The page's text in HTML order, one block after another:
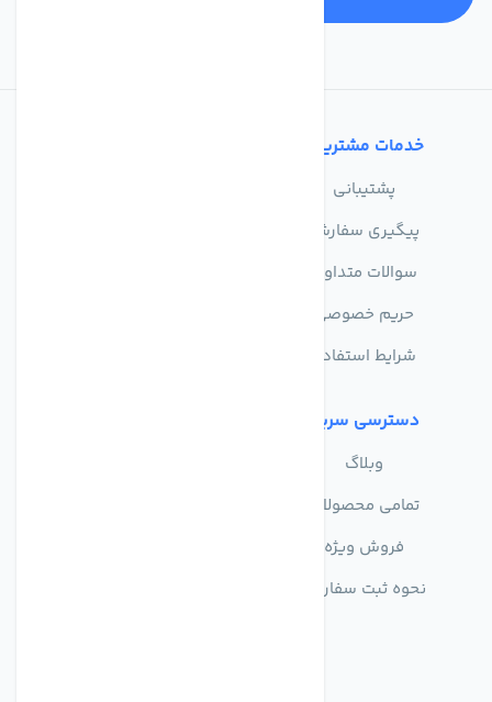
خدمات مشتریان
پشتیبانی
پیگیری سفارش
سوالات متداول
حریم خصوصی
شرایط استفاده
دسترسی سریع
وبلاگ
تمامی محصولات
فروش ویژه
نحوه ثبت سفارش